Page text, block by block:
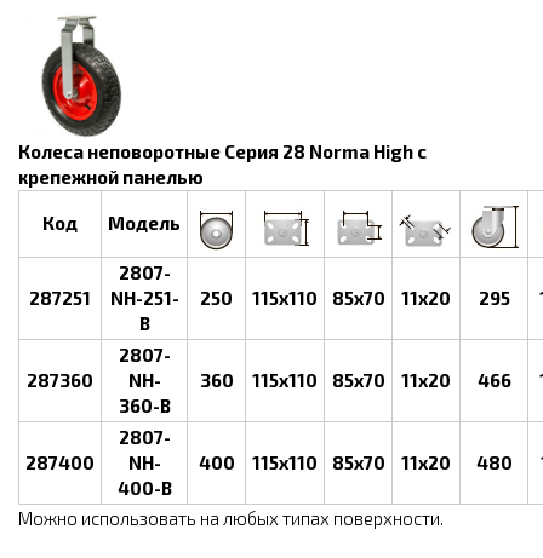
Колеса неповоротные Серия 28 Norma High с
крепежной панелью
Код Модель
287251
2807-
NH-251-
B
250 115x110 85x70 11x20 295
287360
2807-
NH-
360-B
360 115x110 85x70 11x20 466
287400
2807-
NH-
400-B
400 115x110 85x70 11x20 480
Можно использовать на любых типах поверхности.